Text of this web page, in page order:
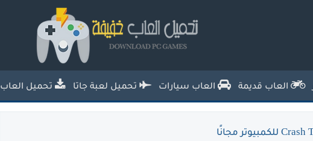
تحميل العاب خفيفة للكمبيوتر من ميديا
فاير للاجهزة الضعيفة
العاب قديمة العاب سيارات تحميل لعبة جاتا تحميل العاب